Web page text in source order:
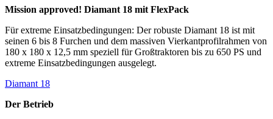
Mission approved! Diamant 18 mit FlexPack
Für extreme Einsatzbedingungen: Der robuste Diamant 18 ist mit
seinen 6 bis 8 Furchen und dem massiven Vierkantprofilrahmen von
180 x 180 x 12,5 mm speziell für Großtraktoren bis zu 650 PS und
extreme Einsatzbedingungen ausgelegt.
Diamant 18
Der Betrieb